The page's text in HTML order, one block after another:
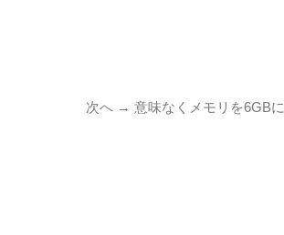
次へ → 次
意味なくメモリを6GBに